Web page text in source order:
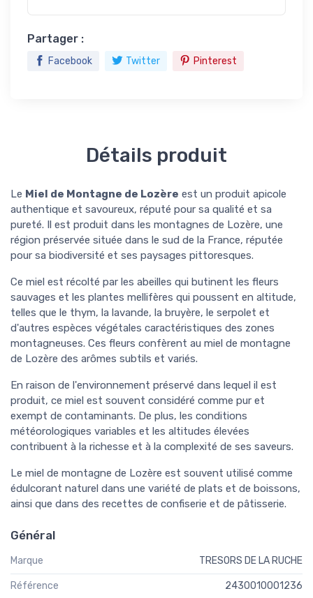
Partager :
Facebook Twitter Pinterest
Détails produit
Le Miel de Montagne de Lozère est un produit apicole
authentique et savoureux, réputé pour sa qualité et sa
pureté. Il est produit dans les montagnes de Lozère, une
région préservée située dans le sud de la France, réputée
pour sa biodiversité et ses paysages pittoresques.
Ce miel est récolté par les abeilles qui butinent les fleurs
sauvages et les plantes mellifères qui poussent en altitude,
telles que le thym, la lavande, la bruyère, le serpolet et
d'autres espèces végétales caractéristiques des zones
montagneuses. Ces fleurs confèrent au miel de montagne
de Lozère des arômes subtils et variés.
En raison de l'environnement préservé dans lequel il est
produit, ce miel est souvent considéré comme pur et
exempt de contaminants. De plus, les conditions
météorologiques variables et les altitudes élevées
contribuent à la richesse et à la complexité de ses saveurs.
Le miel de montagne de Lozère est souvent utilisé comme
édulcorant naturel dans une variété de plats et de boissons,
ainsi que dans des recettes de confiserie et de pâtisserie.
Général
Marque TRESORS DE LA RUCHE
Référence 2430010001236